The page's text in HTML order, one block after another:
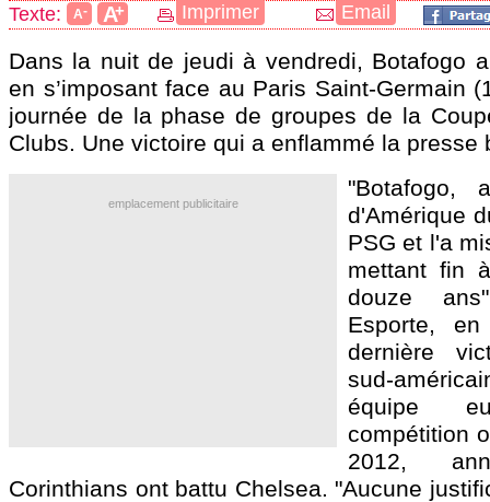
Texte: A- A+ Imprimer Email
Dans la nuit de jeudi à vendredi, Botafogo
en s’imposant face au Paris Saint-Germain
journée de la phase de groupes de la
Clubs. Une victoire qui a enflammé la presse
emplacement publicitaire
"Botafogo,
d'Amérique
PSG et l'a
mettant fin
douze
Esporte,
dernière
sud-
équipe
compétition
2012,
Corinthians ont battu Chelsea. "Aucune